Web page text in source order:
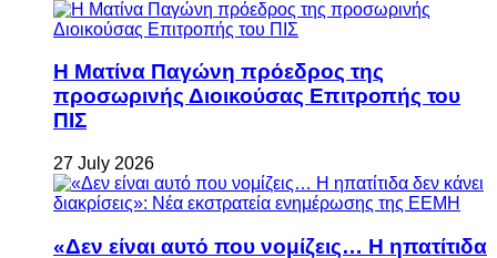
Η Ματίνα Παγώνη πρόεδρος της
προσωρινής Διοικούσας Επιτροπής του
ΠΙΣ
27 July 2026
«Δεν είναι αυτό που νομίζεις… Η ηπατίτιδα